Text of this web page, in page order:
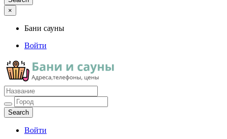
×
Бани сауны
Войти
Бани сауны
Адреса и телефоны
Войти